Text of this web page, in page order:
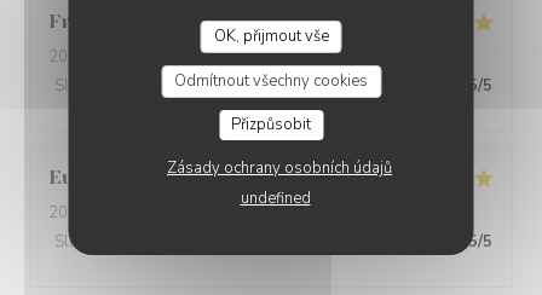
OK, přijmout vše
Odmítnout všechny cookies
Přizpůsobit
Zásady ochrany osobních údajů
undefined
Francine
2026-08-01
- 19:30 - Hosté 4
Služba
Atmosféra: 5/5 Kuchyně: 5/5 Kvalita / Cena 5/5
Eurélia
2026-07-31
- 19:45 - Hosté 4
Služba
5/5